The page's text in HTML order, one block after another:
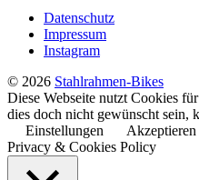
Datenschutz
Impressum
Instagram
© 2026 Stahlrahmen-Bikes
Diese Webseite nutzt Cookies
dies doch nicht gewünscht sein,
Einstellungen
Akzeptieren
Privacy & Cookies Policy